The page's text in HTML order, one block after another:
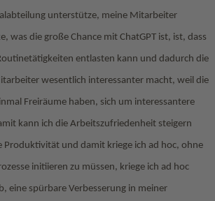
unterstütze, meine Mitarbeiter
was die große Chance mit ChatGPT ist, ist, dass
entlasten kann und dadurch die
wesentlich interessanter macht, weil die
Freiräume haben, sich um interessantere
kann ich die Arbeitszufriedenheit steigern
Produktivität und damit kriege ich ad hoc, ohne
initiieren zu müssen, kriege ich ad hoc
eine spürbare Verbesserung in meiner